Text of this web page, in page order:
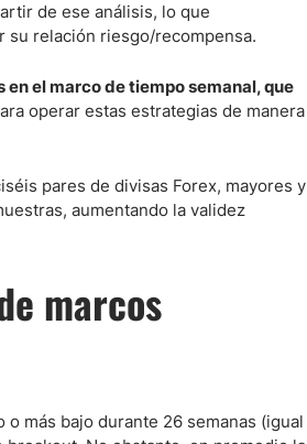
de ese análisis, lo que
su relación riesgo/recompensa.
el marco de tiempo semanal, que
operar estas estrategias de manera
pares de divisas Forex, mayores y
aumentando la validez
marcos
más bajo durante 26 semanas (igual